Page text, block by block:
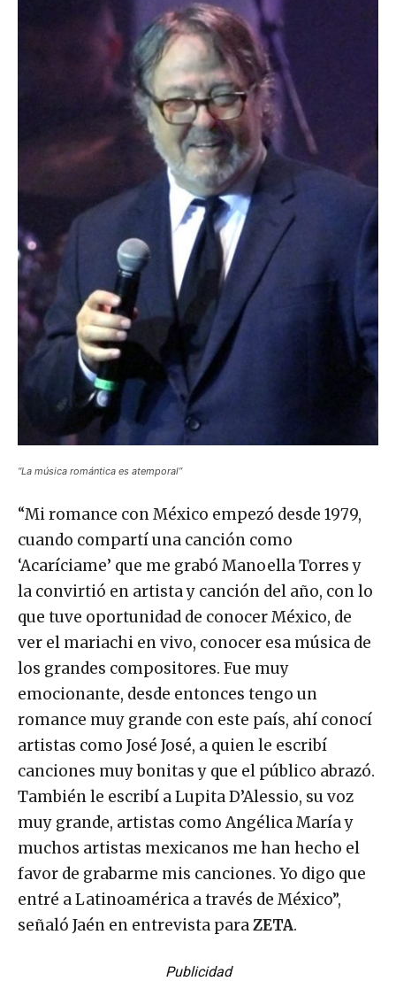
“La música romántica es atemporal”
“Mi romance con México empezó desde 1979,
cuando compartí una canción como
‘Acaríciame’ que me grabó Manoella Torres y
la convirtió en artista y canción del año, con lo
que tuve oportunidad de conocer México, de
ver el mariachi en vivo, conocer esa música de
los grandes compositores. Fue muy
emocionante, desde entonces tengo un
romance muy grande con este país, ahí conocí
artistas como José José, a quien le escribí
canciones muy bonitas y que el público abrazó.
También le escribí a Lupita D’Alessio, su voz
muy grande, artistas como Angélica María y
muchos artistas mexicanos me han hecho el
favor de grabarme mis canciones. Yo digo que
entré a Latinoamérica a través de México”,
señaló Jaén en entrevista paraZETA.
Publicidad